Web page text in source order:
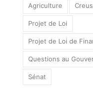
Agriculture
Projet de Loi
Projet de Loi de
Questions au
Sénat